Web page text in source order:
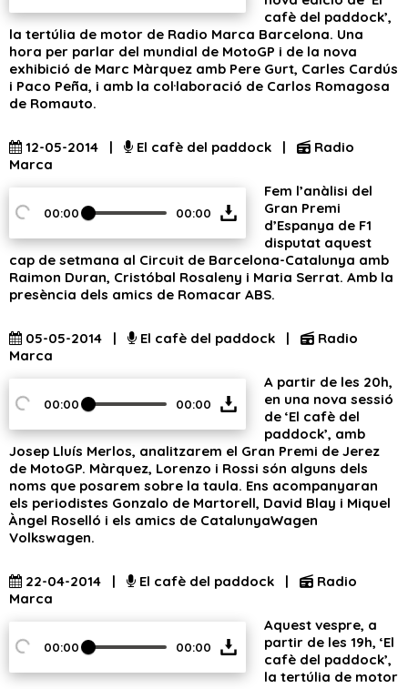
cafè del paddock’,
la tertúlia de motor de Radio Marca Barcelona. Una
hora per parlar del mundial de MotoGP i de la nova
exhibició de Marc Màrquez amb Pere Gurt, Carles Cardús
i Paco Peña, i amb la col·laboració de Carlos Romagosa
de Romauto.
12-05-2014 | El cafè del paddock |
Radio
Marca
00:00 00:00
Fem l’anàlisi del
Gran Premi
d’Espanya de F1
disputat aquest
cap de setmana al Circuit de Barcelona-Catalunya amb
Raimon Duran, Cristóbal Rosaleny i Maria Serrat. Amb la
presència dels amics de Romacar ABS.
05-05-2014 | El cafè del paddock |
Radio
Marca
00:00 00:00
A partir de les 20h,
en una nova sessió
de ‘El cafè del
paddock’, amb
Josep Lluís Merlos, analitzarem el Gran Premi de Jerez
de MotoGP. Màrquez, Lorenzo i Rossi són alguns dels
noms que posarem sobre la taula. Ens acompanyaran
els periodistes Gonzalo de Martorell, David Blay i Miquel
Àngel Roselló i els amics de CatalunyaWagen
Volkswagen.
22-04-2014 | El cafè del paddock |
Radio
Marca
00:00 00:00
Aquest vespre, a
partir de les 19h, ‘El
cafè del paddock’,
la tertúlia de motor